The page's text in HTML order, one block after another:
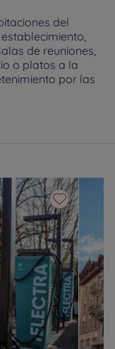
del
de reuniones,
o platos a la
por las